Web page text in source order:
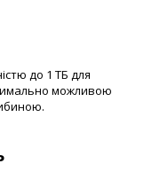
до 1 ТБ для
можливою